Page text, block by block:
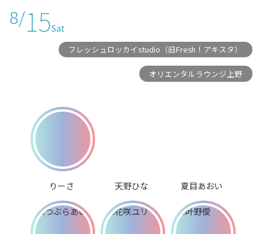
8/15Sat
フレッシュロッカイstudio（旧Fresh！アキスタ）
オリエンタルラウンジ上野
りーさ 天野ひな 夏目あおい